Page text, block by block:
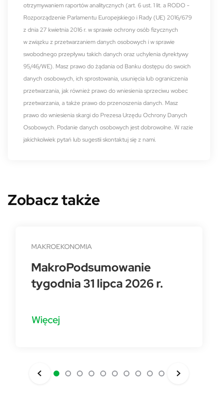
otrzymywaniem raportów analitycznych (art. 6 ust. 1 lit. a RODO -
Rozporządzenie Parlamentu Europejskiego i Rady (UE) 2016/679
z dnia 27 kwietnia 2016 r. w sprawie ochrony osób fizycznych
w związku z przetwarzaniem danych osobowych i w sprawie
swobodnego przepływu takich danych oraz uchylenia dyrektywy
95/46/WE). Masz prawo do żądania od Banku dostępu do swoich
danych osobowych, ich sprostowania, usunięcia lub ograniczenia
przetwarzania, jak również prawo do wniesienia sprzeciwu wobec
przetwarzania, a także prawo do przenoszenia danych. Masz
prawo do wniesienia skargi do Prezesa Urzędu Ochrony Danych
Osobowych. Podanie danych osobowych jest dobrowolne. W razie
jakichkolwiek pytań lub sugestii skontaktuj się z nami.
Zobacz także
MAKROEKONOMIA
MakroPodsumowanie
tygodnia 31 lipca 2026 r.
Więcej